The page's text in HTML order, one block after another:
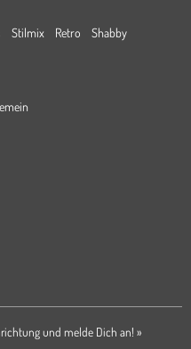
Stilmix Retro
Shabby
und melde Dich an! »